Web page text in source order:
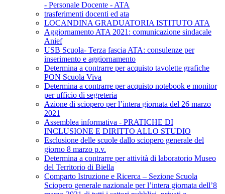
- Personale Docente - ATA
trasferimenti docenti ed ata
LOCANDINA GRADUATORIA ISTITUTO ATA
Aggiornamento ATA 2021: comunicazione sindacale
Anief
USB Scuola- Terza fascia ATA: consulenze per
inserimento e aggiornamento
Determina a contrarre per acquisto tavolette grafiche
PON Scuola Viva
Determina a contrarre per acquisto notebook e monitor
per ufficio di segreteria
Azione di sciopero per l’intera giornata del 26 marzo
2021
Assemblea informativa - PRATICHE DI
INCLUSIONE E DIRITTO ALLO STUDIO
Esclusione delle scuole dallo sciopero generale del
giorno 8 marzo p.v.
Determina a contrarre per attività di laboratorio Museo
del Territorio di Biella
Comparto Istruzione e Ricerca – Sezione Scuola
Sciopero generale nazionale per l’intera giornata dell’8